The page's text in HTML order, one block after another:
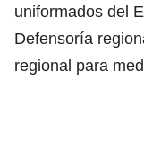
uniformados del
Defensoría
regional para